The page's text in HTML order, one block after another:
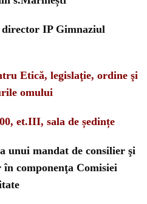
IP Gimnaziul
Etică, legislaţie, ordine şi
omului
et.III, sala de ședințe
unui mandat de consilier şi
componenţa Comisiei